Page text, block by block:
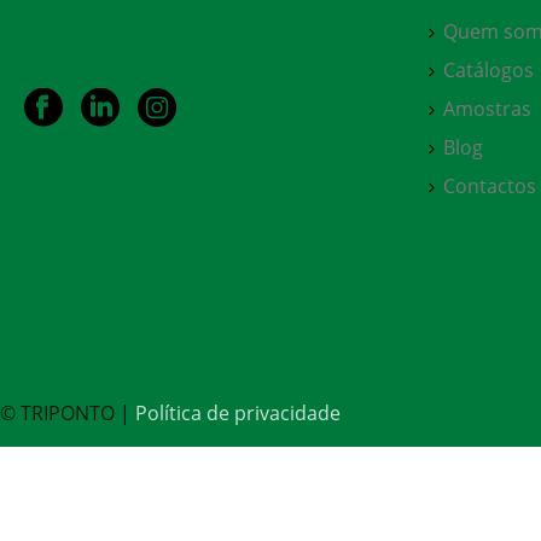
Quem
Catálogos
Amostras
Blog
Contactos
© TRIPONTO | Política de privacidade